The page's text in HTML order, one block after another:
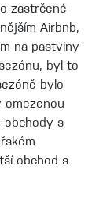
zastrčené
Airbnb,
na pastviny
byl to
bylo
omezenou
obchody s
obchod s